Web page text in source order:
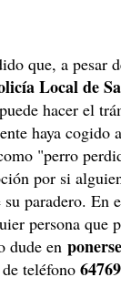
que, a pesar
Local de
hacer el
haya cogido
"perro
por si
paradero. En
persona que
dude en
de teléfono